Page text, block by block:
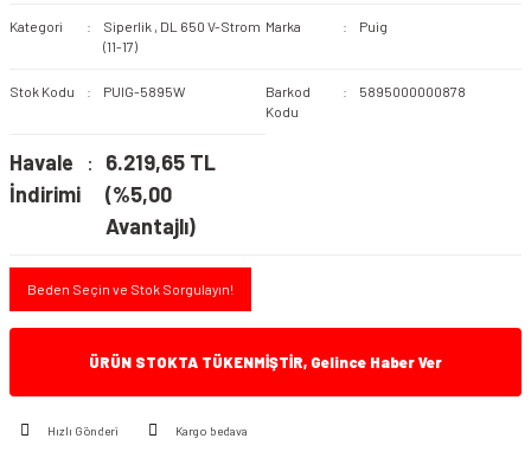
Kategori Siperlik , DL 650 V-Strom
(11-17)
Marka Puig
Stok Kodu PUIG-5895W
Barkod
Kodu
5895000000878
Havale
İndirimi
6.219,65 TL
(%5,00
Avantajlı)
Beden Seçin ve Stok Sorgulayın!
ÜRÜN STOKTA TÜKENMİŞTİR, Gelince Haber Ver
Hızlı Gönderi Kargo bedava